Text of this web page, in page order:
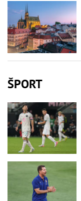
ŠPORT